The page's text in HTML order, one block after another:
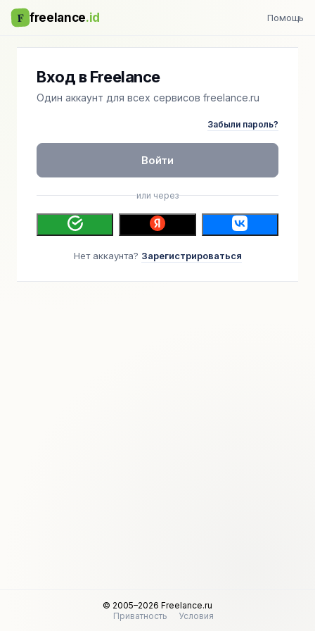
F freelance.id Помощь
Вход в Freelance
Один аккаунт для всех сервисов freelance.ru
Забыли пароль?
Войти
или через
Нет аккаунта? Зарегистрироваться
© 2005–2026 Freelance.ru
Приватность
Условия